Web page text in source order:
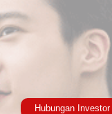
Hubungan Investor